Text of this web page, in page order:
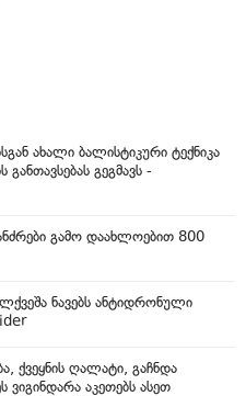
ახალი ბალისტიკური ტექნიკა
გეგმავს -
გამო დაახლოებით 800
ნავებს ანტიდრონული
ქვეყნის ღალატი, გაჩნდა
ვიგინდარა აკეთებს ასეთ